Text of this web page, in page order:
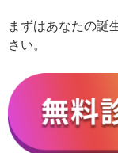
まずはあなたの誕
さい。